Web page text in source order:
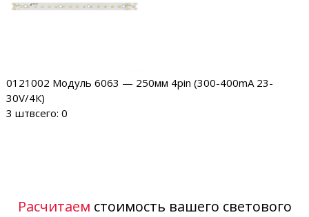
0121002 Модуль 6063 — 250мм 4pin (300-400mA 23-
30V/4К)
3 штвсего: 0
Расчитаем стоимость вашего светового